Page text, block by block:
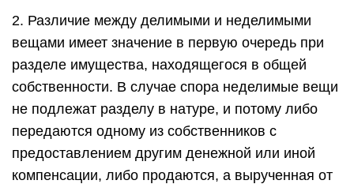
2. Различие между делимыми и неделимыми
вещами имеет значение в первую очередь при
разделе имущества, находящегося в общей
собственности. В случае спора неделимые вещи
не подлежат разделу в натуре, и потому либо
передаются одному из собственников с
предоставлением другим денежной или иной
компенсации, либо продаются, а вырученная от